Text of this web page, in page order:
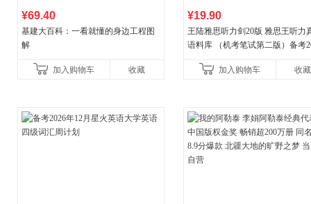
¥69.40
基建大百科：一看就懂的身边工程图
解
加入购物车 收藏
¥19.90
王陆雅思听力剑20版 雅思王听力
语料库 （机考笔试第二版）备考
新增在
加入购物车 收藏